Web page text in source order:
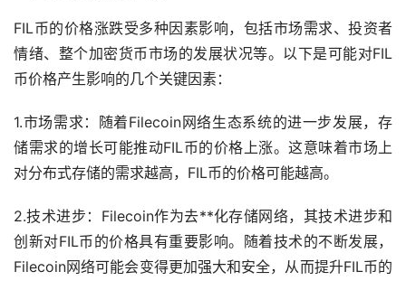
FIL币的价格涨跌受多种因素影响，包括市场需求、投资者
情绪、整个加密货币市场的发展状况等。以下是可能对FIL
币价格产生影响的几个关键因素：
1.市场需求：随着Filecoin网络生态系统的进一步发展，存
储需求的增长可能推动FIL币的价格上涨。这意味着市场上
对分布式存储的需求越高，FIL币的价格可能越高。
2.技术进步：Filecoin作为去**化存储网络，其技术进步和
创新对FIL币的价格具有重要影响。随着技术的不断发展，
Filecoin网络可能会变得更加强大和安全，从而提升FIL币的